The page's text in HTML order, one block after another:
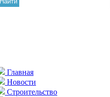
Главная
Новости
Строительство